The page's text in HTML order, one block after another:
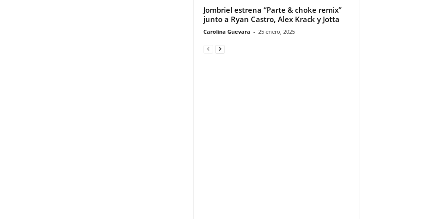
Jombriel estrena “Parte & choke remix”
junto a Ryan Castro, Alex Krack y Jotta
Carolina Guevara - 25 enero, 2025